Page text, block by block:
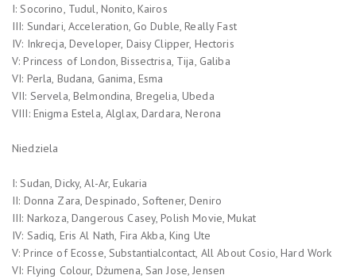
I: Socorino, Tudul, Nonito, Kairos
III: Sundari, Acceleration, Go Duble, Really Fast
IV: Inkrecja, Developer, Daisy Clipper, Hectoris
V: Princess of London, Bissectrisa, Tija, Galiba
VI: Perla, Budana, Ganima, Esma
VII: Servela, Belmondina, Bregelia, Ubeda
VIII: Enigma Estela, Alglax, Dardara, Nerona
Niedziela
I: Sudan, Dicky, Al-Ar, Eukaria
II: Donna Zara, Despinado, Softener, Deniro
III: Narkoza, Dangerous Casey, Polish Movie, Mukat
IV: Sadiq, Eris Al Nath, Fira Akba, King Ute
V: Prince of Ecosse, Substantialcontact, All About Cosio, Hard Work
VI: Flying Colour, Dżumena, San Jose, Jensen